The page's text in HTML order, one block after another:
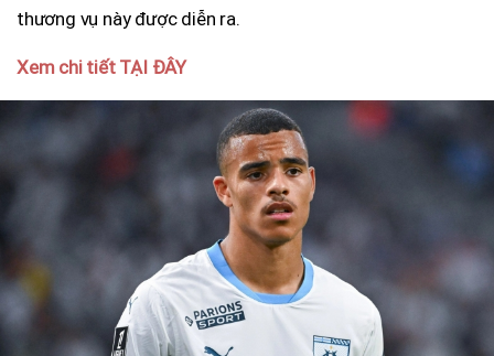
thương vụ này được diễn ra.
Xem chi tiết TẠI ĐÂY